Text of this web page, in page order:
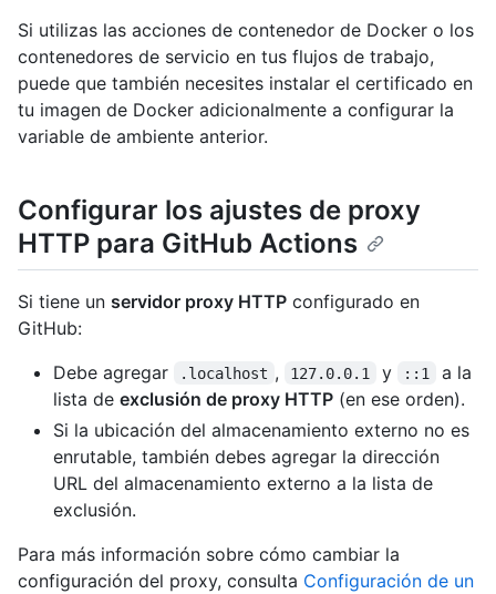
Si utilizas las acciones de contenedor de Docker o los
contenedores de servicio en tus flujos de trabajo,
puede que también necesites instalar el certificado en
tu imagen de Docker adicionalmente a configurar la
variable de ambiente anterior.
Configurar los ajustes de proxy
HTTP para GitHub Actions
Si tiene un servidor proxy HTTP configurado en
GitHub:
Debe agregar
.localhost , 127.0.0.1 y ::1
a la
lista de exclusión de proxy HTTP (en ese orden).
Si la ubicación del almacenamiento externo no es
enrutable, también debes agregar la dirección
URL del almacenamiento externo a la lista de
exclusión.
Para más información sobre cómo cambiar la
configuración del proxy, consulta Configuración de un